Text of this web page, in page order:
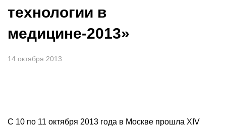
технологии в
медицине-2013»
14 октября 2013
С 10 по 11 октября 2013 года в Москве прошла XIV